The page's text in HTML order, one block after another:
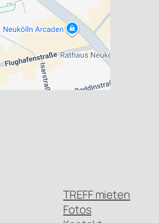
TREFF mieten
Fotos